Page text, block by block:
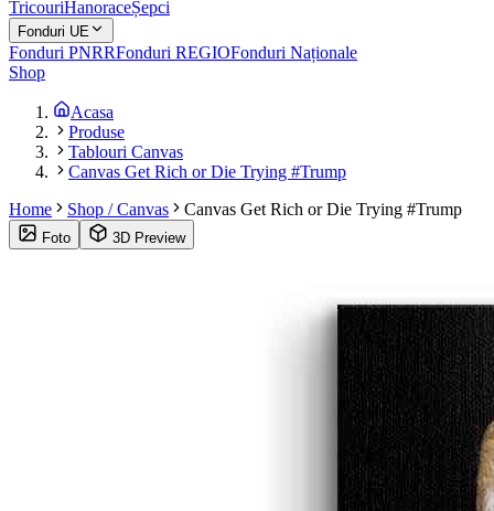
TricouriHanoraceȘepci
Fonduri UE
Fonduri PNRRFonduri REGIOFonduri Naționale
Shop
Acasa
Produse
Tablouri Canvas
Canvas Get Rich or Die Trying #Trump
Home
Shop / Canvas Canvas Get Rich or Die Trying #Trump
Foto 3D Preview